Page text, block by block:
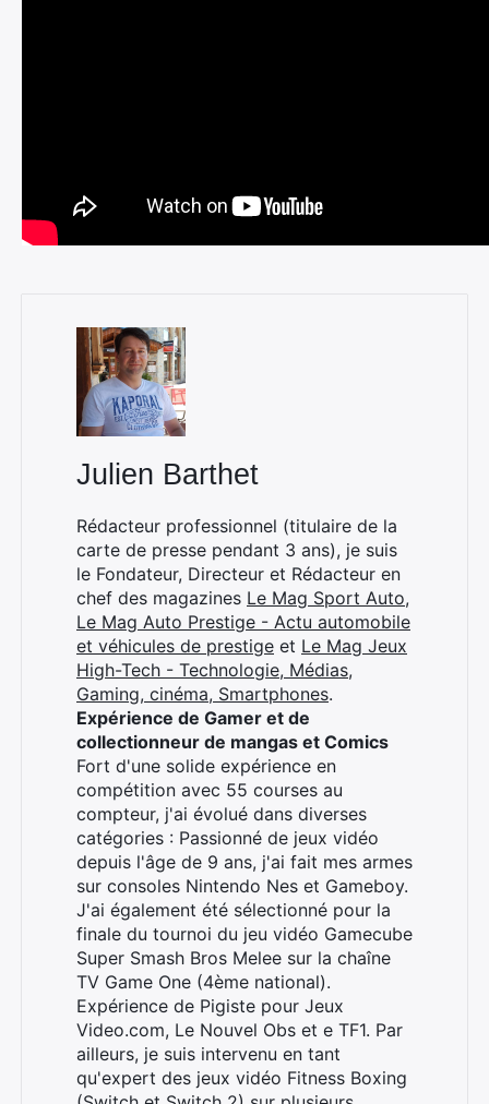
Julien Barthet
Rédacteur professionnel (titulaire de la
carte de presse pendant 3 ans), je suis
le Fondateur, Directeur et Rédacteur en
chef des magazines Le Mag Sport Auto,
Le Mag Auto Prestige - Actu automobile
et véhicules de prestige et Le Mag Jeux
High-Tech - Technologie, Médias,
Gaming, cinéma, Smartphones.
Expérience de Gamer et de
collectionneur de mangas et Comics
Fort d'une solide expérience en
compétition avec 55 courses au
compteur, j'ai évolué dans diverses
catégories : Passionné de jeux vidéo
depuis l'âge de 9 ans, j'ai fait mes armes
sur consoles Nintendo Nes et Gameboy.
J'ai également été sélectionné pour la
finale du tournoi du jeu vidéo Gamecube
Super Smash Bros Melee sur la chaîne
TV Game One (4ème national).
Expérience de Pigiste pour Jeux
Video.com, Le Nouvel Obs et e TF1. Par
ailleurs, je suis intervenu en tant
qu'expert des jeux vidéo Fitness Boxing